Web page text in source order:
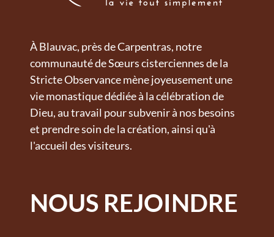
À Blauvac, près de Carpentras, notre
communauté de Sœurs cisterciennes de la
Stricte Observance mène joyeusement une
vie monastique dédiée à la célébration de
Dieu, au travail pour subvenir à nos besoins
et prendre soin de la création, ainsi qu'à
l'accueil des visiteurs.
NOUS REJOINDRE